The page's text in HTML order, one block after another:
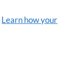
Learn how your